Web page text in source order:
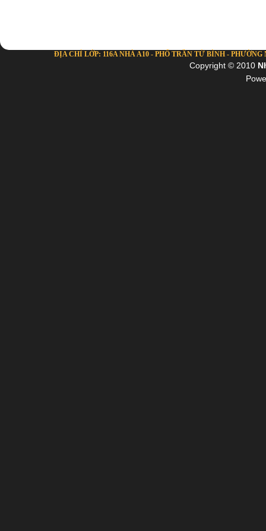
ĐỊA CHỈ LỚP: 116A NHÀ A10 - PHỐ TRẦN TỬ BÌNH -
Copyright © 2010